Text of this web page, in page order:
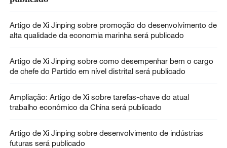
Artigo de Xi Jinping sobre promoção do desenvolvimento de
alta qualidade da economia marinha será publicado
Artigo de Xi Jinping sobre como desempenhar bem o cargo
de chefe do Partido em nível distrital será publicado
Ampliação: Artigo de Xi sobre tarefas-chave do atual
trabalho econômico da China será publicado
Artigo de Xi Jinping sobre desenvolvimento de indústrias
futuras será publicado